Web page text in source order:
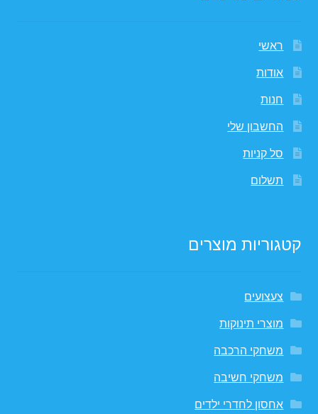
ראשי
אודות
חנות
החשבון שלי
סל קניות
תשלום
קטגוריות מוצרים
צעצועים
מוצרי תינוקות
משחקי הרכבה
משחקי חשיבה
אחסון לחדרי ילדים